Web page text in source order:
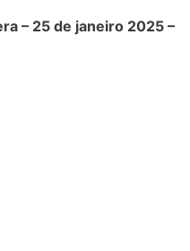
– 25 de janeiro 2025 –